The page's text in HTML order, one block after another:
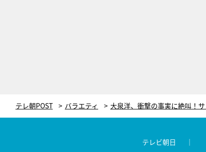
テレ朝POST バラエティ
テレビ朝日